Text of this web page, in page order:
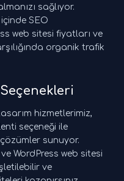
sağlıyor.
SEO
web sitesi fiyatları ve
organik trafik
hizmetlerimiz,
seçeneği ile
sunuyor.
WordPress web sitesi
ve